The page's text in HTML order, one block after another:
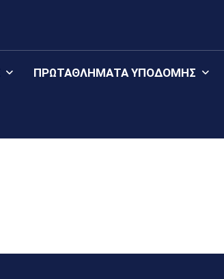
ΠΡΩΤΑΘΛΉΜΑΤΑ YΠΟΔΟΜΉΣ